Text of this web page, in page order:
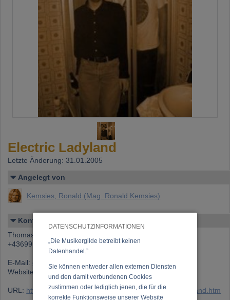
DATENSCHUTZINFORMATIONEN
„Die Musikergilde betreibt keinen
Datenhandel.”
Sie können entweder allen externen Diensten
und den damit verbundenen Cookies
zustimmen oder lediglich jenen, die für die
korrekte Funktionsweise unserer Website
Electric Ladyland
Letzte Änderung: 31.01.2005
Angelegt von
Kemsies, Ronald (Mag. Ronald Kemsies)
Kontakt
Thomas Zalud
+4369910728011
E-Mail:
office@electricladyland.at
Website:
URL: https://www.musikergilde.at/ensemble/Electric-Ladyland.htm